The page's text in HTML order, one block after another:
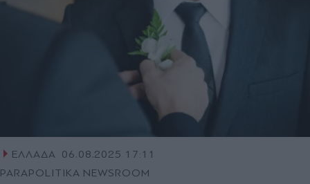
ΕΛΛΑΔΑ 06.08.2025 17:11
PARAPOLITIKA NEWSROOM